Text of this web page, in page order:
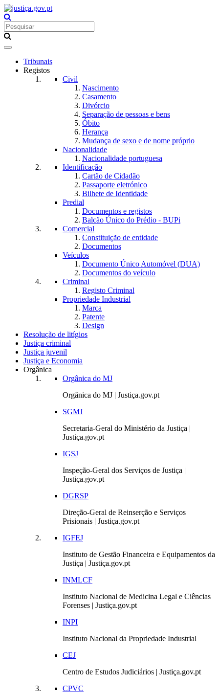
Toggle
navigationTribunais
Registos
Civil
Nascimento
Casamento
Divórcio
Separação de pessoas e bens
Óbito
Herança
Mudança de sexo e de nome próprio
Nacionalidade
Nacionalidade portuguesa
Identificação
Cartão de Cidadão
Passaporte eletrónico
Bilhete de Identidade
Predial
Documentos e registos
Balcão Único do Prédio - BUPi
Comercial
Constituição de entidade
Documentos
Veículos
Documento Único Automóvel (DUA)
Documentos do veículo
Criminal
Registo Criminal
Propriedade Industrial
Marca
Patente
Design
Resolução de litígios
Justiça criminal
Justiça juvenil
Justiça e Economia
Orgânica
Orgânica do MJ
Orgânica do MJ | Justiça.gov.pt
SGMJ
Secretaria-Geral do Ministério da Justiça |
Justiça.gov.pt
IGSJ
Inspeção-Geral dos Serviços de Justiça |
Justiça.gov.pt
DGRSP
Direção-Geral de Reinserção e Serviços
Prisionais | Justiça.gov.pt
IGFEJ
Instituto de Gestão Financeira e Equipamentos da
Justiça | Justiça.gov.pt
INMLCF
Instituto Nacional de Medicina Legal e Ciências
Forenses | Justiça.gov.pt
INPI
Instituto Nacional da Propriedade Industrial
CEJ
Centro de Estudos Judiciários | Justiça.gov.pt
CPVC